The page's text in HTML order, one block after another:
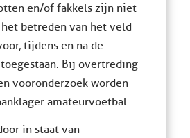
en/of fakkels zijn niet
betreden van het veld
tijdens en na de
Bij overtreding
vooronderzoek worden
amateurvoetbal.
in staat van